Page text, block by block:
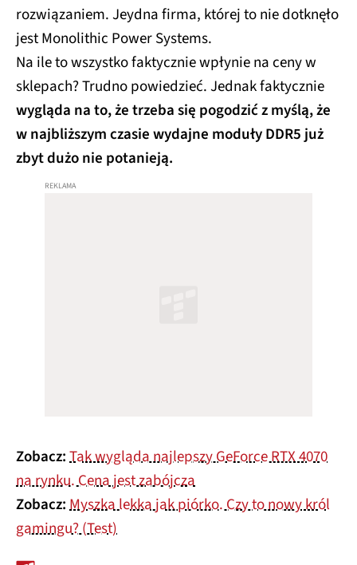
rozwiązaniem. Jeydna firma, której to nie dotknęło
jest Monolithic Power Systems.
Na ile to wszystko faktycznie wpłynie na ceny w
sklepach? Trudno powiedzieć. Jednak faktycznie
wygląda na to, że trzeba się pogodzić z myślą, że
w najbliższym czasie wydajne moduły DDR5 już
zbyt dużo nie potanieją.
Zobacz:Tak wygląda najlepszy GeForce RTX 4070
na rynku. Cena jest zabójcza
Zobacz:Myszka lekka jak piórko. Czy to nowy król
gamingu? (Test)